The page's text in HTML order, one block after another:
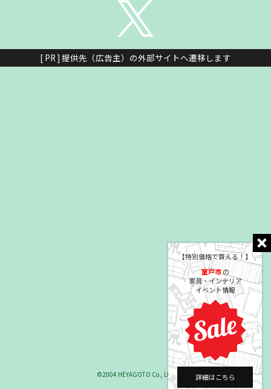
【特別価格で買える！】
室戸市の
家具・インテリア
イベント情報
詳細はこちら
[ PR ] 提供先（広告主）の外部サイトへ遷移します
©2004 HEYAGOTO Co., Ltd.